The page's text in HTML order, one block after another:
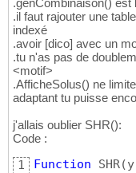
14
15
16
17
18
19
20
22
23
24
Next
Next
End Function
Function
Dim t() As
Dim j As Long
n = Len
chaine
.genCombinaison() est
.il faut rajouter une
indexé
.avoir [dico] avec un
.tu n'as pas de
<motif>
.AfficheSolus() ne
adaptant tu puisse
j'allais oublier SHR():
Code :
1
Function SHR(y